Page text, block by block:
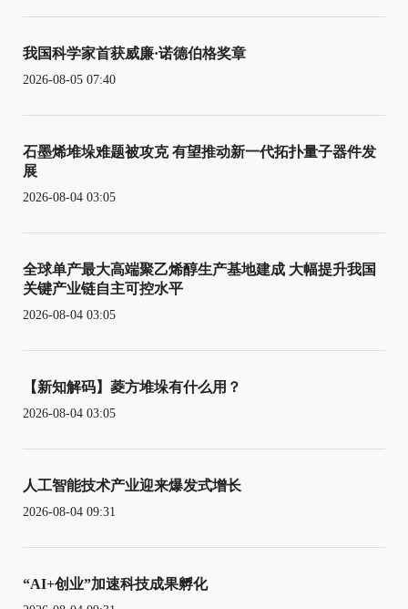
我国科学家首获威廉·诺德伯格奖章
2026-08-05 07:40
石墨烯堆垛难题被攻克 有望推动新一代拓扑量子器件发
展
2026-08-04 03:05
全球单产最大高端聚乙烯醇生产基地建成 大幅提升我国
关键产业链自主可控水平
2026-08-04 03:05
【新知解码】菱方堆垛有什么用？
2026-08-04 03:05
人工智能技术产业迎来爆发式增长
2026-08-04 09:31
“AI+创业”加速科技成果孵化